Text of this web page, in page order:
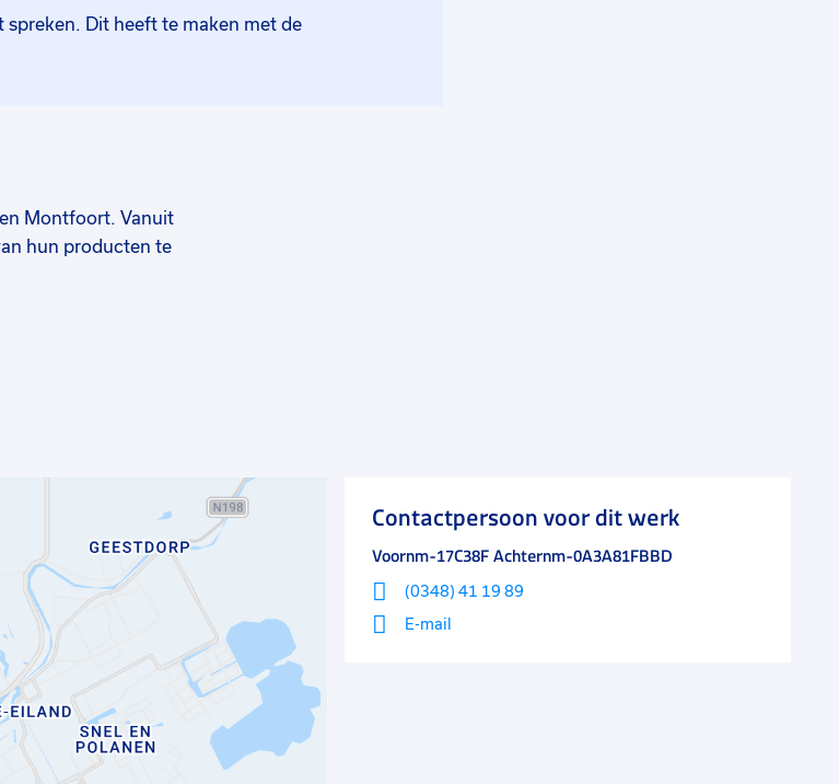
spreken. Dit heeft te maken met de
Montfoort. Vanuit
hun producten te
de verkoop en
werken
Contactpersoon voor dit werk
Voornm-17C38F Achternm-0A3A81FBBD
(0348) 41 19 89
E-mail